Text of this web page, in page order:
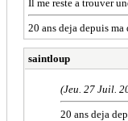
Il me reste a trouver
20 ans deja depuis ma
saintloup
(Jeu. 27 Juil.
20 ans deja